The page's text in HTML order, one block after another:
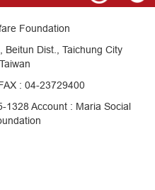
Foundation
Beitun Dist., Taichung City
: 04-23729400
1328 Account : Maria Social